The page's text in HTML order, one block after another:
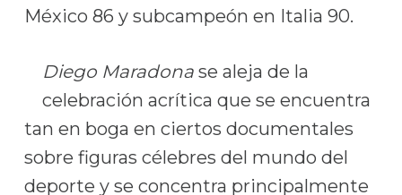
México 86 y subcampeón en Italia 90.
Diego Maradonase aleja de la
celebración acrítica que se encuentra
tan en boga en ciertos documentales
sobre figuras célebres del mundo del
deporte y se concentra principalmente